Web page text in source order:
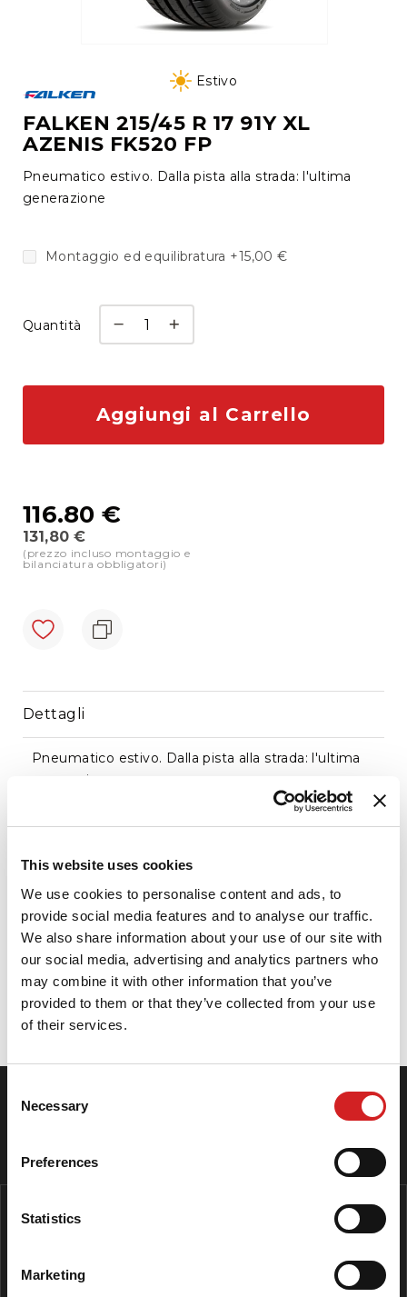
This website uses cookies
We use cookies to personalise content and ads, to
provide social media features and to analyse our traffic.
We also share information about your use of our site with
our social media, advertising and analytics partners who
may combine it with other information that you’ve
provided to them or that they’ve collected from your use
of their services.
Selection
Necessary
Preferences
Statistics
Marketing
a
deposito
Cerchi
Autofficina
Check
diagnosi
e
tagliando
di
Doctor
Glass
Promo
della
galleria
di
Estivo
FALKEN 215/45 R 17 91Y XL
AZENIS FK520 FP
Pneumatico estivo. Dalla pista alla strada: l'ultima
generazione
Montaggio ed equilibratura +15,00 €
Quantità
Aggiungi al Carrello
116.80 €
Prezzo
131,80 €
(prezzo incluso montaggio e
bilanciatura obbligatori)
Dettagli
Pneumatico estivo. Dalla pista alla strada: l'ultima
generazione
Guida precisa che garantisce stabilità e controllo
eccezionali a qualsiasi velocità
bagnato e asciutto
Guida confortevole e ammortizzata, resistenza al
rotolamento ottimizzata e rumorosità ridotta
Design del fianco aerodinamico con nuovi caratteri
Nano Black
Specifiche
SEGUICI SU INSTAGRAM